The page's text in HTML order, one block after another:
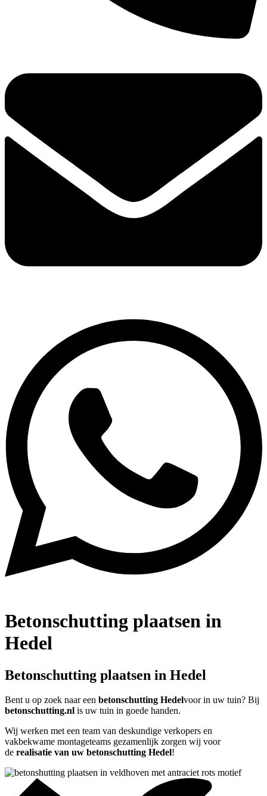
Betonschutting plaatsen in
Hedel
Betonschutting plaatsen in Hedel
Bent u op zoek naar een betonschutting Hedelvoor in uw tuin? Bij
betonschutting.nl is uw tuin in goede handen.
Wij werken met een team van deskundige verkopers en
vakbekwame montageteams gezamenlijk zorgen wij voor
de realisatie van uw betonschutting Hedel!